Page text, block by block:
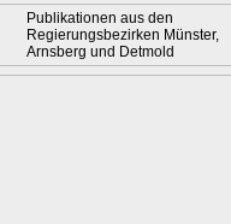
Publikationen aus den
Regierungsbezirken Münster,
Arnsberg und Detmold